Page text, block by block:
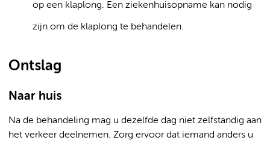
op een klaplong. Een ziekenhuisopname kan nodig
zijn om de klaplong te behandelen.
Ontslag
Naar huis
Na de behandeling mag u dezelfde dag niet zelfstandig aan
het verkeer deelnemen. Zorg ervoor dat iemand anders u